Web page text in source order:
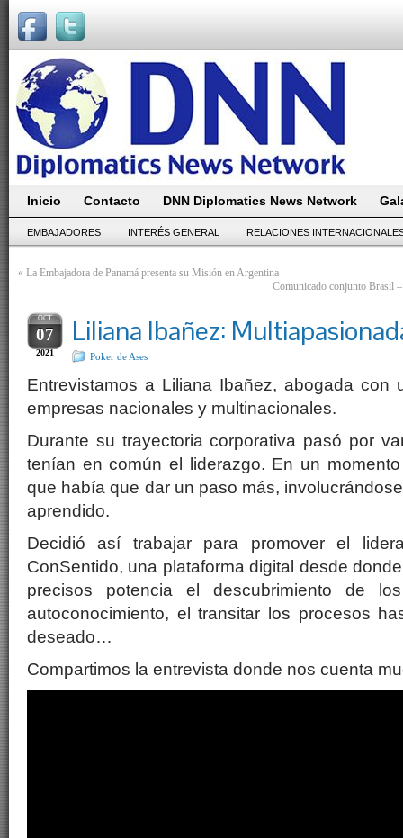
Inicio Contacto DNN Diplomatics News Network
EMBAJADORES INTERÉS GENERAL RELACIONES
« La Embajadora de Panamá presenta su Misión en Argentina
Comunicado conjunto Brasil
OCT
07
2021
Liliana Ibañez:
Poker de Ases
Entrevistamos a Liliana Ibañez, abogada con
empresas nacionales y multinacionales.
Durante su trayectoria corporativa pasó por
tenían en común el liderazgo. En un
que había que dar un paso más,
aprendido.
Decidió así trabajar para promover el
ConSentido, una plataforma digital desde
precisos potencia el descubrimiento de
autoconocimiento, el transitar los procesos
deseado…
Compartimos la entrevista donde nos cuenta